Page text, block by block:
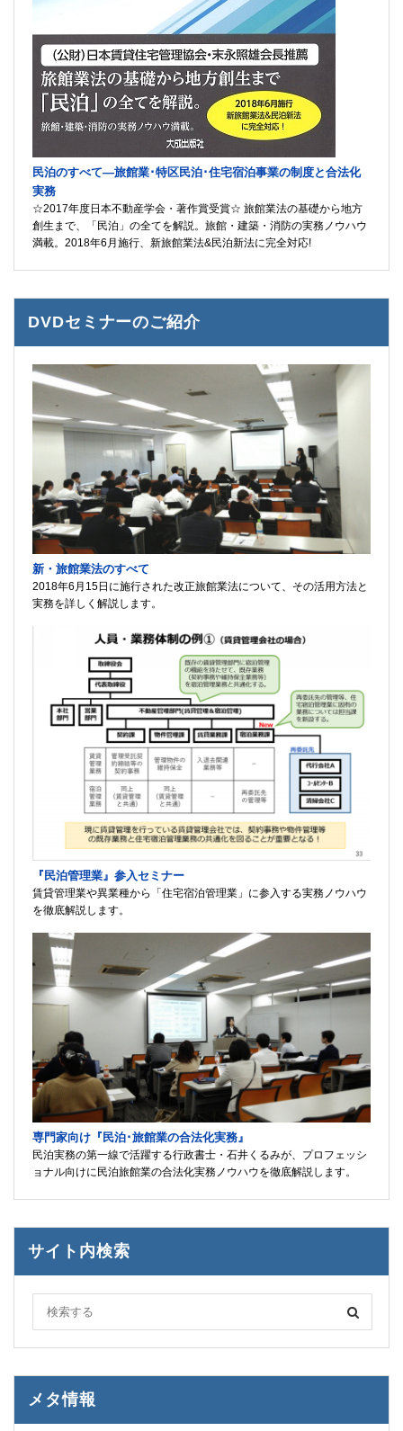
民泊のすべて―旅館業･特区民泊･住宅宿泊事業の制度と合法化
実務
☆2017年度日本不動産学会・著作賞受賞☆ 旅館業法の基礎から地方
創生まで、「民泊」の全てを解説。旅館・建築・消防の実務ノウハウ
満載。2018年6月施行、新旅館業法&民泊新法に完全対応!
DVDセミナーのご紹介
新・旅館業法のすべて
2018年6月15日に施行された改正旅館業法について、その活用方法と
実務を詳しく解説します。
『民泊管理業』参入セミナー
賃貸管理業や異業種から「住宅宿泊管理業」に参入する実務ノウハウ
を徹底解説します。
専門家向け『民泊･旅館業の合法化実務』
民泊実務の第一線で活躍する行政書士・石井くるみが、プロフェッシ
ョナル向けに民泊旅館業の合法化実務ノウハウを徹底解説します。
サイト内検索
メタ情報